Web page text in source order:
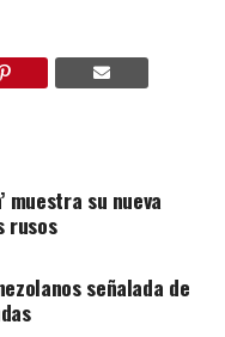
muestra su nueva
rusos
señalada de